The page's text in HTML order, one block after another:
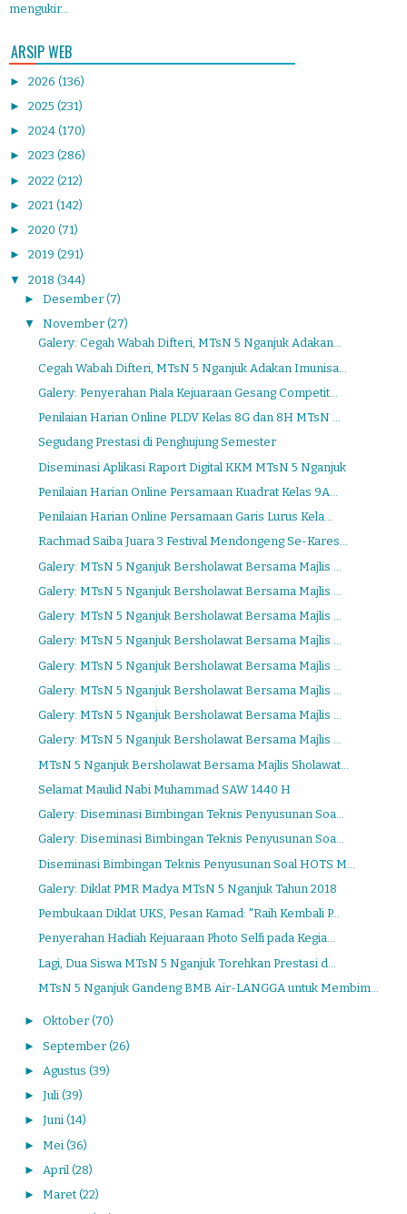
mengukir...
ARSIP WEB
► 2026 (136)
► 2025 (231)
► 2024 (170)
► 2023 (286)
► 2022 (212)
► 2021 (142)
► 2020 (71)
► 2019 (291)
▼ 2018 (344)
► Desember (7)
▼ November (27)
Galery: Cegah Wabah Difteri, MTsN 5 Nganjuk Adakan...
Cegah Wabah Difteri, MTsN 5 Nganjuk Adakan Imunisa...
Galery: Penyerahan Piala Kejuaraan Gesang Competit...
Penilaian Harian Online PLDV Kelas 8G dan 8H MTsN ...
Segudang Prestasi di Penghujung Semester
Diseminasi Aplikasi Raport Digital KKM MTsN 5 Nganjuk
Penilaian Harian Online Persamaan Kuadrat Kelas 9A...
Penilaian Harian Online Persamaan Garis Lurus Kela...
Rachmad Saiba Juara 3 Festival Mendongeng Se-Kares...
Galery: MTsN 5 Nganjuk Bersholawat Bersama Majlis ...
Galery: MTsN 5 Nganjuk Bersholawat Bersama Majlis ...
Galery: MTsN 5 Nganjuk Bersholawat Bersama Majlis ...
Galery: MTsN 5 Nganjuk Bersholawat Bersama Majlis ...
Galery: MTsN 5 Nganjuk Bersholawat Bersama Majlis ...
Galery: MTsN 5 Nganjuk Bersholawat Bersama Majlis ...
Galery: MTsN 5 Nganjuk Bersholawat Bersama Majlis ...
Galery: MTsN 5 Nganjuk Bersholawat Bersama Majlis ...
MTsN 5 Nganjuk Bersholawat Bersama Majlis Sholawat...
Selamat Maulid Nabi Muhammad SAW 1440 H
Galery: Diseminasi Bimbingan Teknis Penyusunan Soa...
Galery: Diseminasi Bimbingan Teknis Penyusunan Soa...
Diseminasi Bimbingan Teknis Penyusunan Soal HOTS M...
Galery: Diklat PMR Madya MTsN 5 Nganjuk Tahun 2018
Pembukaan Diklat UKS, Pesan Kamad: "Raih Kembali P...
Penyerahan Hadiah Kejuaraan Photo Selfi pada Kegia...
Lagi, Dua Siswa MTsN 5 Nganjuk Torehkan Prestasi d...
MTsN 5 Nganjuk Gandeng BMB Air-LANGGA untuk Membim...
► Oktober (70)
► September (26)
► Agustus (39)
► Juli (39)
► Juni (14)
► Mei (36)
► April (28)
► Maret (22)